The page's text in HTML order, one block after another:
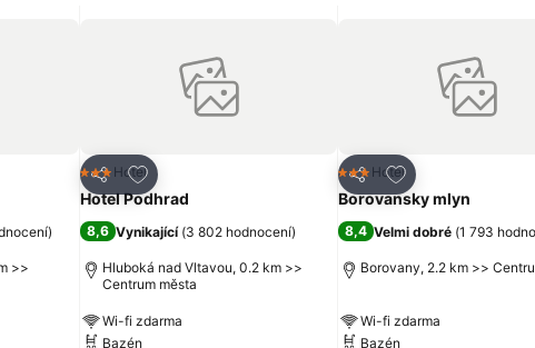
oblíbených hotelů
)
>>
Sdílet
Přidat na seznam oblíbených hotelů
3 Počet hvězdiček
Hotel
Hotel Podhrad
8,6 Vynikající (3 802 hodnocení)
Hluboká nad Vltavou, 0.2 km >>
Centrum města
Wi-fi zdarma
Bazén
Sdílet
Přidat na seznam
3 Počet hvězdiček
Hotel
Borovansky mlyn
8,4 Velmi dobré (1 793
Borovany, 2.2 km >>
Wi-fi zdarma
Bazén